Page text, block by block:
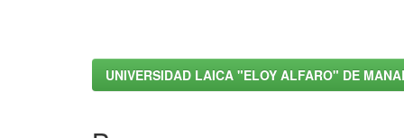
UNIVERSIDAD LAICA "ELOY ALFARO" DE